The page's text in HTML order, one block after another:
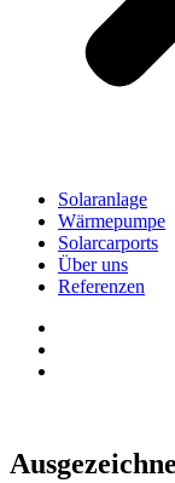
Solaranlage
Wärmepumpe
Solarcarports
Über uns
Referenzen